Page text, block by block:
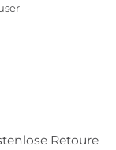
Retoure